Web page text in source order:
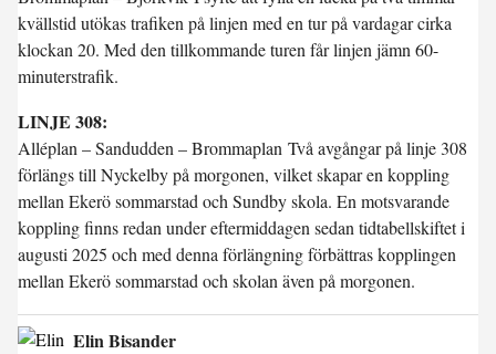
kvällstid utökas trafiken på linjen med en tur på vardagar cirka
klockan 20. Med den tillkommande turen får linjen jämn 60-
minuterstrafik.
LINJE 308:
Alléplan – Sandudden – Brommaplan Två avgångar på linje 308
förlängs till Nyckelby på morgonen, vilket skapar en koppling
mellan Ekerö sommarstad och Sundby skola. En motsvarande
koppling finns redan under eftermiddagen sedan tidtabellskiftet i
augusti 2025 och med denna förlängning förbättras kopplingen
mellan Ekerö sommarstad och skolan även på morgonen.
Elin Bisander